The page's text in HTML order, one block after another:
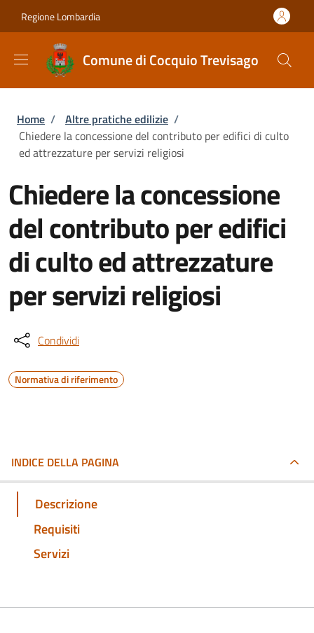
Regione Lombardia
Comune di Cocquio Trevisago
Briciole di pane
Home / Altre pratiche edilizie /
Chiedere la concessione del contributo per edifici di culto
ed attrezzature per servizi religiosi
Chiedere la concessione
del contributo per edifici
di culto ed attrezzature
per servizi religiosi
Condividi
Normativa di riferimento
INDICE DELLA PAGINA
Descrizione
Requisiti
Servizi